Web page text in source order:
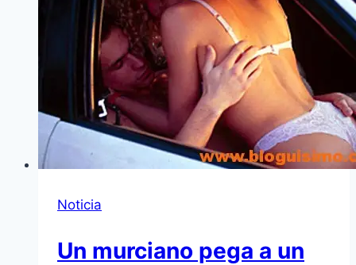
Noticia
Un murciano pega a un